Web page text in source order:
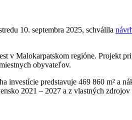
10. septembra 2025, schválila
Malokarpatskom regióne. Projekt
obyvateľov.
predstavuje 469 860 m² a
2021 – 2027 a z vlastných